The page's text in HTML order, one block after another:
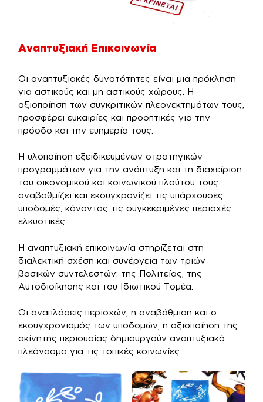
Αναπτυξιακή Επικοινωνία
Οι αναπτυξιακές δυνατότητες είναι μια πρόκληση
για αστικούς και μη αστικούς χώρους. Η
αξιοποίηση των συγκριτικών πλεονεκτημάτων τους,
προσφέρει ευκαιρίες και προοπτικές για την
πρόοδο και την ευημερία τους.
Η υλοποίηση εξειδικευμένων στρατηγικών
προγραμμάτων για την ανάπτυξη και τη διαχείριση
του οικονομικού και κοινωνικού πλούτου τους
αναβαθμίζει και εκσυγχρονίζει τις υπάρχουσες
υποδομές, κάνοντας τις συγκεκριμένες περιοχές
ελκυστικές.
Η αναπτυξιακή επικοινωνία στηρίζεται στη
διαλεκτική σχέση και συνέργεια των τριών
βασικών συντελεστών: της Πολιτείας, της
Αυτοδιοίκησης και του Ιδιωτικού Τομέα.
Οι αναπλάσεις περιοχών, η αναβάθμιση και ο
εκσυγχρονισμός των υποδομών, η αξιοποίηση της
ακίνητης περιουσίας δημιουργούν αναπτυξιακό
πλεόνασμα για τις τοπικές κοινωνίες.